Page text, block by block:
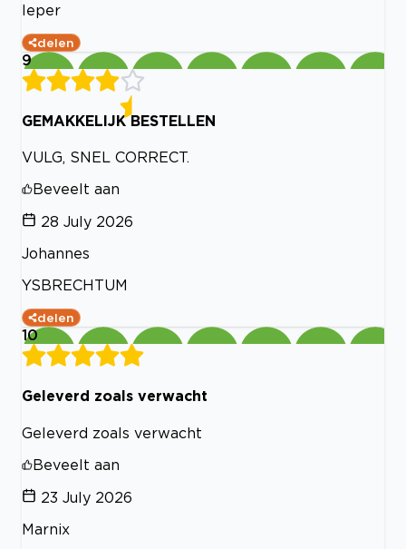
Ieper
delen
9
GEMAKKELIJK BESTELLEN
VULG, SNEL CORRECT.
Beveelt aan
28 July 2026
Johannes
YSBRECHTUM
delen
10
Geleverd zoals verwacht
Geleverd zoals verwacht
Beveelt aan
23 July 2026
Marnix